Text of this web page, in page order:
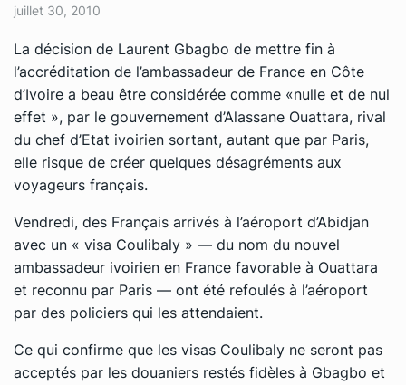
juillet 30, 2010
La décision de Laurent Gbagbo de mettre fin à
l’accréditation de l’ambassadeur de France en Côte
d’Ivoire a beau être considérée comme «nulle et de nul
effet », par le gouvernement d’Alassane Ouattara, rival
du chef d’Etat ivoirien sortant, autant que par Paris,
elle risque de créer quelques désagréments aux
voyageurs français.
Vendredi, des Français arrivés à l’aéroport d’Abidjan
avec un « visa Coulibaly » — du nom du nouvel
ambassadeur ivoirien en France favorable à Ouattara
et reconnu par Paris — ont été refoulés à l’aéroport
par des policiers qui les attendaient.
Ce qui confirme que les visas Coulibaly ne seront pas
acceptés par les douaniers restés fidèles à Gbagbo et